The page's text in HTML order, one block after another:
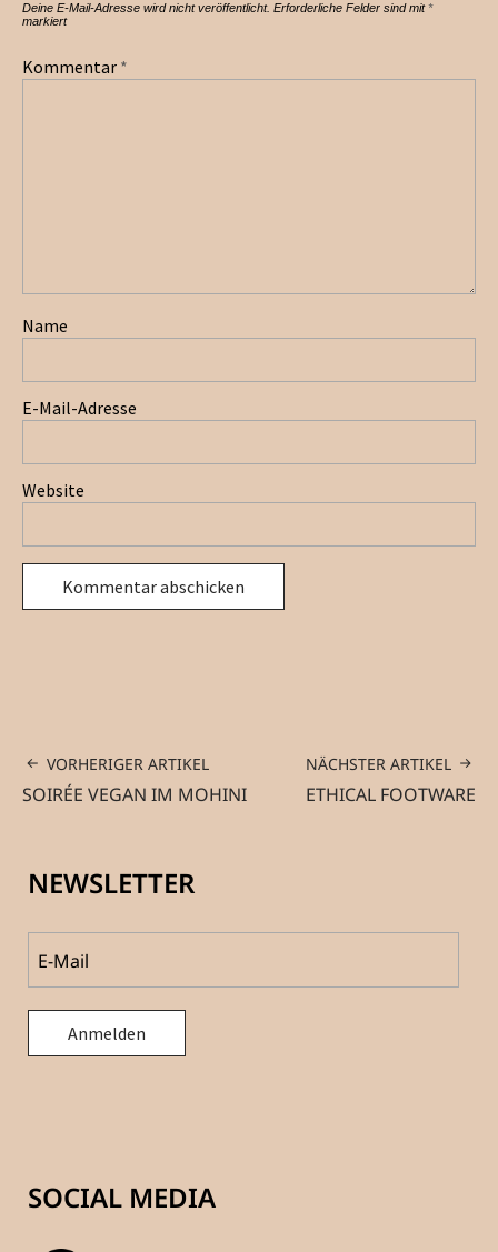
Deine E-Mail-Adresse wird nicht veröffentlicht. Erforderliche Felder sind mit*
markiert
Kommentar *
Name
E-Mail-Adresse
Website
VORHERIGER ARTIKEL
SOIRÉE VEGAN IM MOHINI
NÄCHSTER ARTIKEL
ETHICAL FOOTWARE
NEWSLETTER
SOCIAL MEDIA